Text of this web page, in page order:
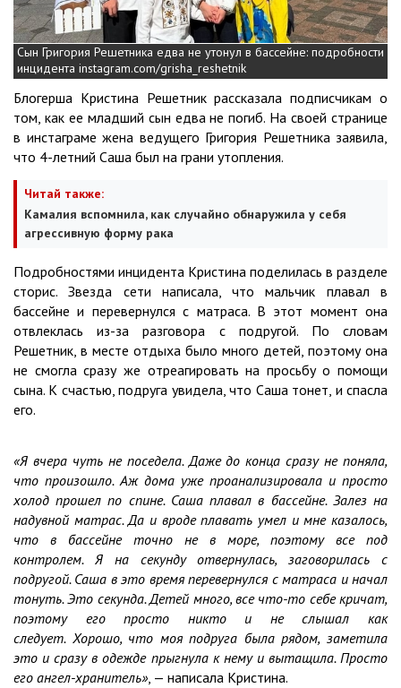
Сын Григория Решетника едва не утонул в бассейне: подробности
инцидента instagram.com/grisha_reshetnik
Блогерша Кристина Решетник рассказала подписчикам о
том, как ее младший сын едва не погиб. На своей странице
в инстаграме жена ведущего Григория Решетника заявила,
что 4-летний Саша был на грани утопления.
Читай также:
Камалия вспомнила, как случайно обнаружила у себя
агрессивную форму рака
Подробностями инцидента Кристина поделилась в разделе
сторис. Звезда сети написала, что мальчик плавал в
бассейне и перевернулся с матраса. В этот момент она
отвлеклась из-за разговора с подругой. По словам
Решетник, в месте отдыха было много детей, поэтому она
не смогла сразу же отреагировать на просьбу о помощи
сына. К счастью, подруга увидела, что Саша тонет, и спасла
его.
«Я вчера чуть не поседела. Даже до конца сразу не поняла,
что произошло. Аж дома уже проанализировала и просто
холод прошел по спине. Саша плавал в бассейне. Залез на
надувной матрас. Да и вроде плавать умел и мне казалось,
что в бассейне точно не в море, поэтому все под
контролем. Я на секунду отвернулась, заговорилась с
подругой. Саша в это время перевернулся с матраса и начал
тонуть. Это секунда. Детей много, все что-то себе кричат,
поэтому его просто никто и не слышал как
следует. Хорошо, что моя подруга была рядом, заметила
это и сразу в одежде прыгнула к нему и вытащила. Просто
его ангел-хранитель», — написала Кристина.